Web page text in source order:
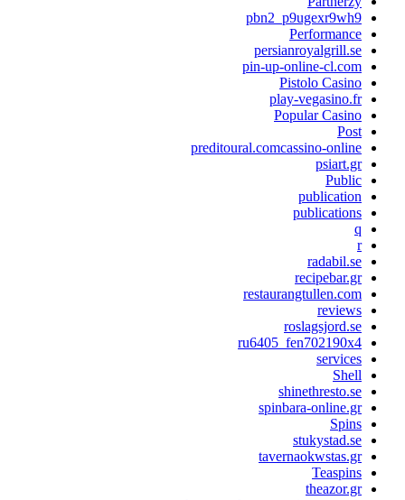
pbn2_p9ugexr9wh9
Performance
persianroyalgrill.se
pin-up-online-cl.com
Pistolo Casino
play-vegasino.fr
Popular Casino
Post
preditoural.comcassino-online
psiart.gr
Public
publication
publications
q
r
radabil.se
recipebar.gr
restaurangtullen.com
reviews
roslagsjord.se
ru6405_fen702190x4
services
Shell
shinethresto.se
spinbara-online.gr
Spins
stukystad.se
tavernaokwstas.gr
Teaspins
theazor.gr